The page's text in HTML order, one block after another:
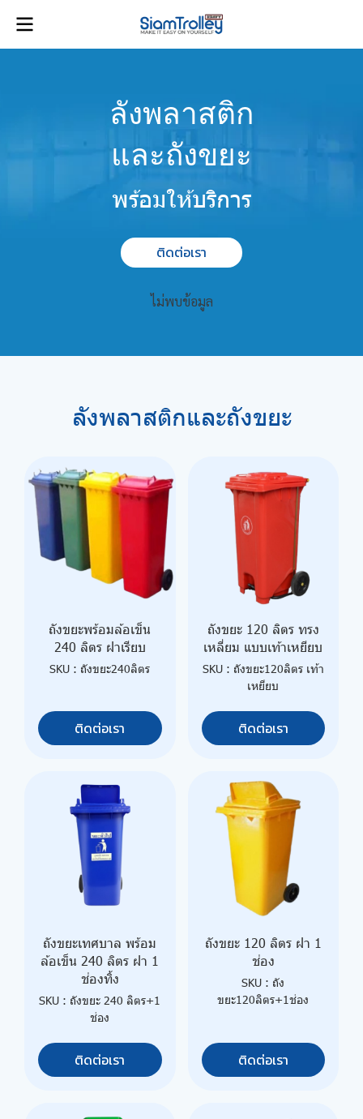
ลังพลาสติก
และถังขยะ
พร้อมให้บริการ
ติดต่อเรา
ไม่พบข้อมูล
ลังพลาสติกและถังขยะ
ถังขยะพร้อมล้อเข็น
240 ลิตร ฝาเรียบ
SKU : ถังขยะ240ลิตร
ติดต่อเรา
ถังขยะ 120 ลิตร ทรง
เหลี่ยม แบบเท้าเหยียบ
SKU : ถังขยะ120ลิตร เท้า
เหยียบ
ติดต่อเรา
ถังขยะเทศบาล พร้อม
ล้อเข็น 240 ลิตร ฝา 1
ช่องทิ้ง
SKU : ถังขยะ 240 ลิตร+1
ช่อง
ติดต่อเรา
ถังขยะ 120 ลิตร ฝา 1
ช่อง
SKU : ถัง
ขยะ120ลิตร+1ช่อง
ติดต่อเรา